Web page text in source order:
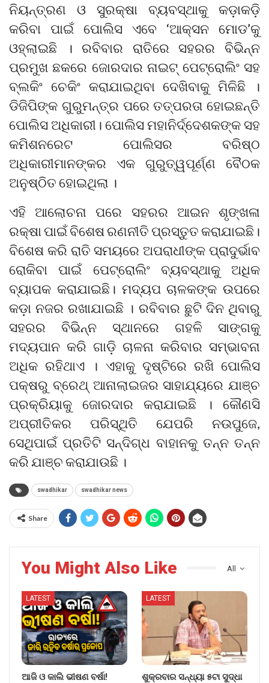
ନିୟନ୍ତ୍ରଣ ଓ ସୁରକ୍ଷା ବ୍ୟବସ୍ଥାକୁ କଡ଼ାକଡ଼ି
କରିବା ପାଇଁ ପୋଲିସ ଏବେ ‘ଆକ୍ସନ ମୋଡ’କୁ
ଓହ୍ଲାଇଛି । ରବିବାର ରାତିରେ ସହରର ବିଭିନ୍ନ
ପ୍ରମୁଖ ଛକରେ ଜୋରଦାର ନାଇଟ୍ ପେଟ୍ରୋଲିଂ ସହ
ବ୍ଲକିଂ ଚେକିଂ କରାଯାଇଥିବା ଦେଖିବାକୁ ମିଳିଛି ।
ଡିଜିପିଙ୍କ ଗୁରୁମନ୍ତ୍ର ପରେ ତତ୍ପରତା ହୋଇଛନ୍ତି
ପୋଲିସ ଅଧିକାରୀ। ପୋଲିସ ମହାନିର୍ଦ୍ଦେଶକଙ୍କ ସହ
କମିଶନରେଟ ପୋଲିସର ବରିଷ୍ଠ
ଅଧିକାରୀମାନଙ୍କର ଏକ ଗୁରୁତ୍ୱପୂର୍ଣ୍ଣ ବୈଠକ
ଅନୁଷ୍ଠିତ ହୋଇଥିଲା ।
ଏହି ଆଲୋଚନା ପରେ ସହରର ଆଇନ ଶୃଙ୍ଖଳା
ରକ୍ଷା ପାଇଁ ବିଶେଷ ରଣନୀତି ପ୍ରସ୍ତୁତ କରାଯାଇଛି।
ବିଶେଷ କରି ରାତି ସମୟରେ ଅପରାଧୀଙ୍କ ପ୍ରାଦୁର୍ଭାବ
ରୋକିବା ପାଇଁ ପେଟ୍ରୋଲିଂ ବ୍ୟବସ୍ଥାକୁ ଅଧିକ
ବ୍ୟାପକ କରାଯାଇଛି। ମଦ୍ୟପ ଚାଳକଙ୍କ ଉପରେ
କଡ଼ା ନଜର ରଖାଯାଇଛି । ରବିବାର ଛୁଟି ଦିନ ଥିବାରୁ
ସହରର ବିଭିନ୍ନ ସ୍ଥାନରେ ଗହଳି ସାଙ୍ଗକୁ
ମଦ୍ୟପାନ କରି ଗାଡ଼ି ଚାଳନା କରିବାର ସମ୍ଭାବନା
ଅଧିକ ରହିଥାଏ । ଏହାକୁ ଦୃଷ୍ଟିରେ ରଖି ପୋଲିସ
ପକ୍ଷରୁ ବ୍ରେଥ୍ ଆନାଲାଇଜର ସାହାଯ୍ୟରେ ଯାଞ୍ଚ
ପ୍ରକ୍ରିୟାକୁ ଜୋରଦାର କରାଯାଇଛି । କୌଣସି
ଅପ୍ରୀତିକର ପରିସ୍ଥିତି ଯେପରି ନଉପୁଜେ,
ସେଥିପାଇଁ ପ୍ରତିଟି ସନ୍ଦିଗ୍ଧ ବାହାନକୁ ତନ୍ନ ତନ୍ନ
କରି ଯାଞ୍ଚ କରାଯାଉଛି ।
swadhikar swadhikar news
Share
All
You Might Also Like
LATEST
ଆଜି ଓ କାଲି ଭୀଷଣ ବର୍ଷା!
LATEST
ଶୁକ୍ରବାର ସନ୍ଧ୍ୟା ୫ଟା ସୁଦ୍ଧା